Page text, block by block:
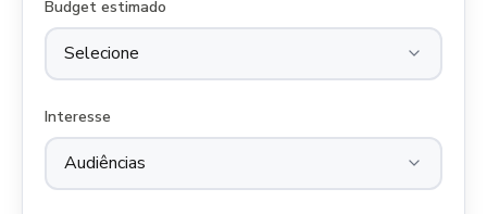
Budget estimado
Interesse